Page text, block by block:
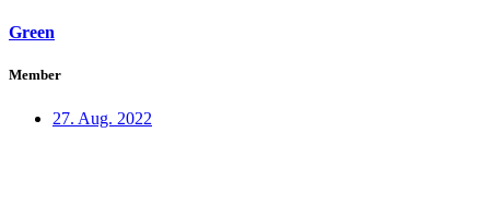
Green
Member
27. Aug. 2022